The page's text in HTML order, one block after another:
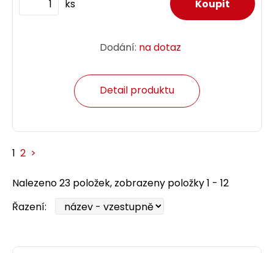
ks
Dodání: na dotaz
Detail produktu
1 2 >
Nalezeno 23 položek, zobrazeny položky 1 - 12
Řazení: